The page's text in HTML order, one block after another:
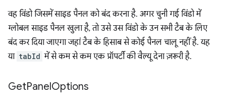
वह विंडो जिसमें साइड पैनल को बंद करना है. अगर चुनी गई विंडो में
ग्लोबल साइड पैनल खुला है, तो उसे उस विंडो के उन सभी टैब के लिए
बंद कर दिया जाएगा जहां टैब के हिसाब से कोई पैनल चालू नहीं है. यह
या tabId में से कम से कम एक प्रॉपर्टी की वैल्यू देना ज़रूरी है.
GetPanelOptions